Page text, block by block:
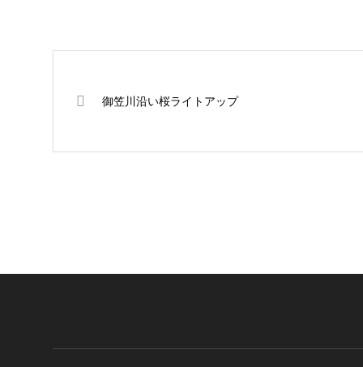
御笠川沿い桜ライトアップ